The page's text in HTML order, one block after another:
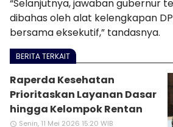
“Selanjutnya, jawaban gubernur
dibahas oleh alat kelengkapan
bersama eksekutif,” tandasnya.
BERITA TERKAIT
Raperda Kesehatan
Prioritaskan Layanan Dasar
hingga Kelompok Rentan
access_time Senin, 11 Mei 2026 15:20 WIB